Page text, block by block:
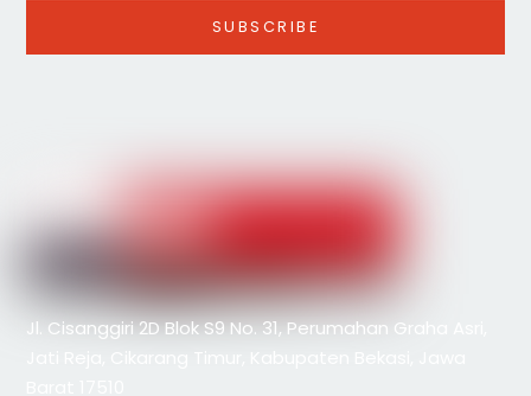
Jl. Cisanggiri 2D Blok S9 No. 31, Perumahan Graha Asri,
Jati Reja, Cikarang Timur, Kabupaten Bekasi, Jawa